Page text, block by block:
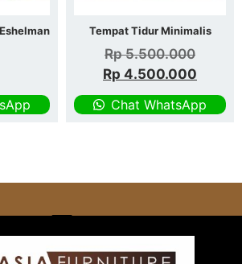
Tempat Tidur Minimalis
Rp5.500.000
Rp 4.500.000
Chat WhatsApp